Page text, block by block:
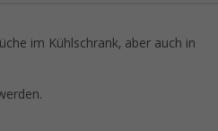
im Kühlschrank, aber auch in